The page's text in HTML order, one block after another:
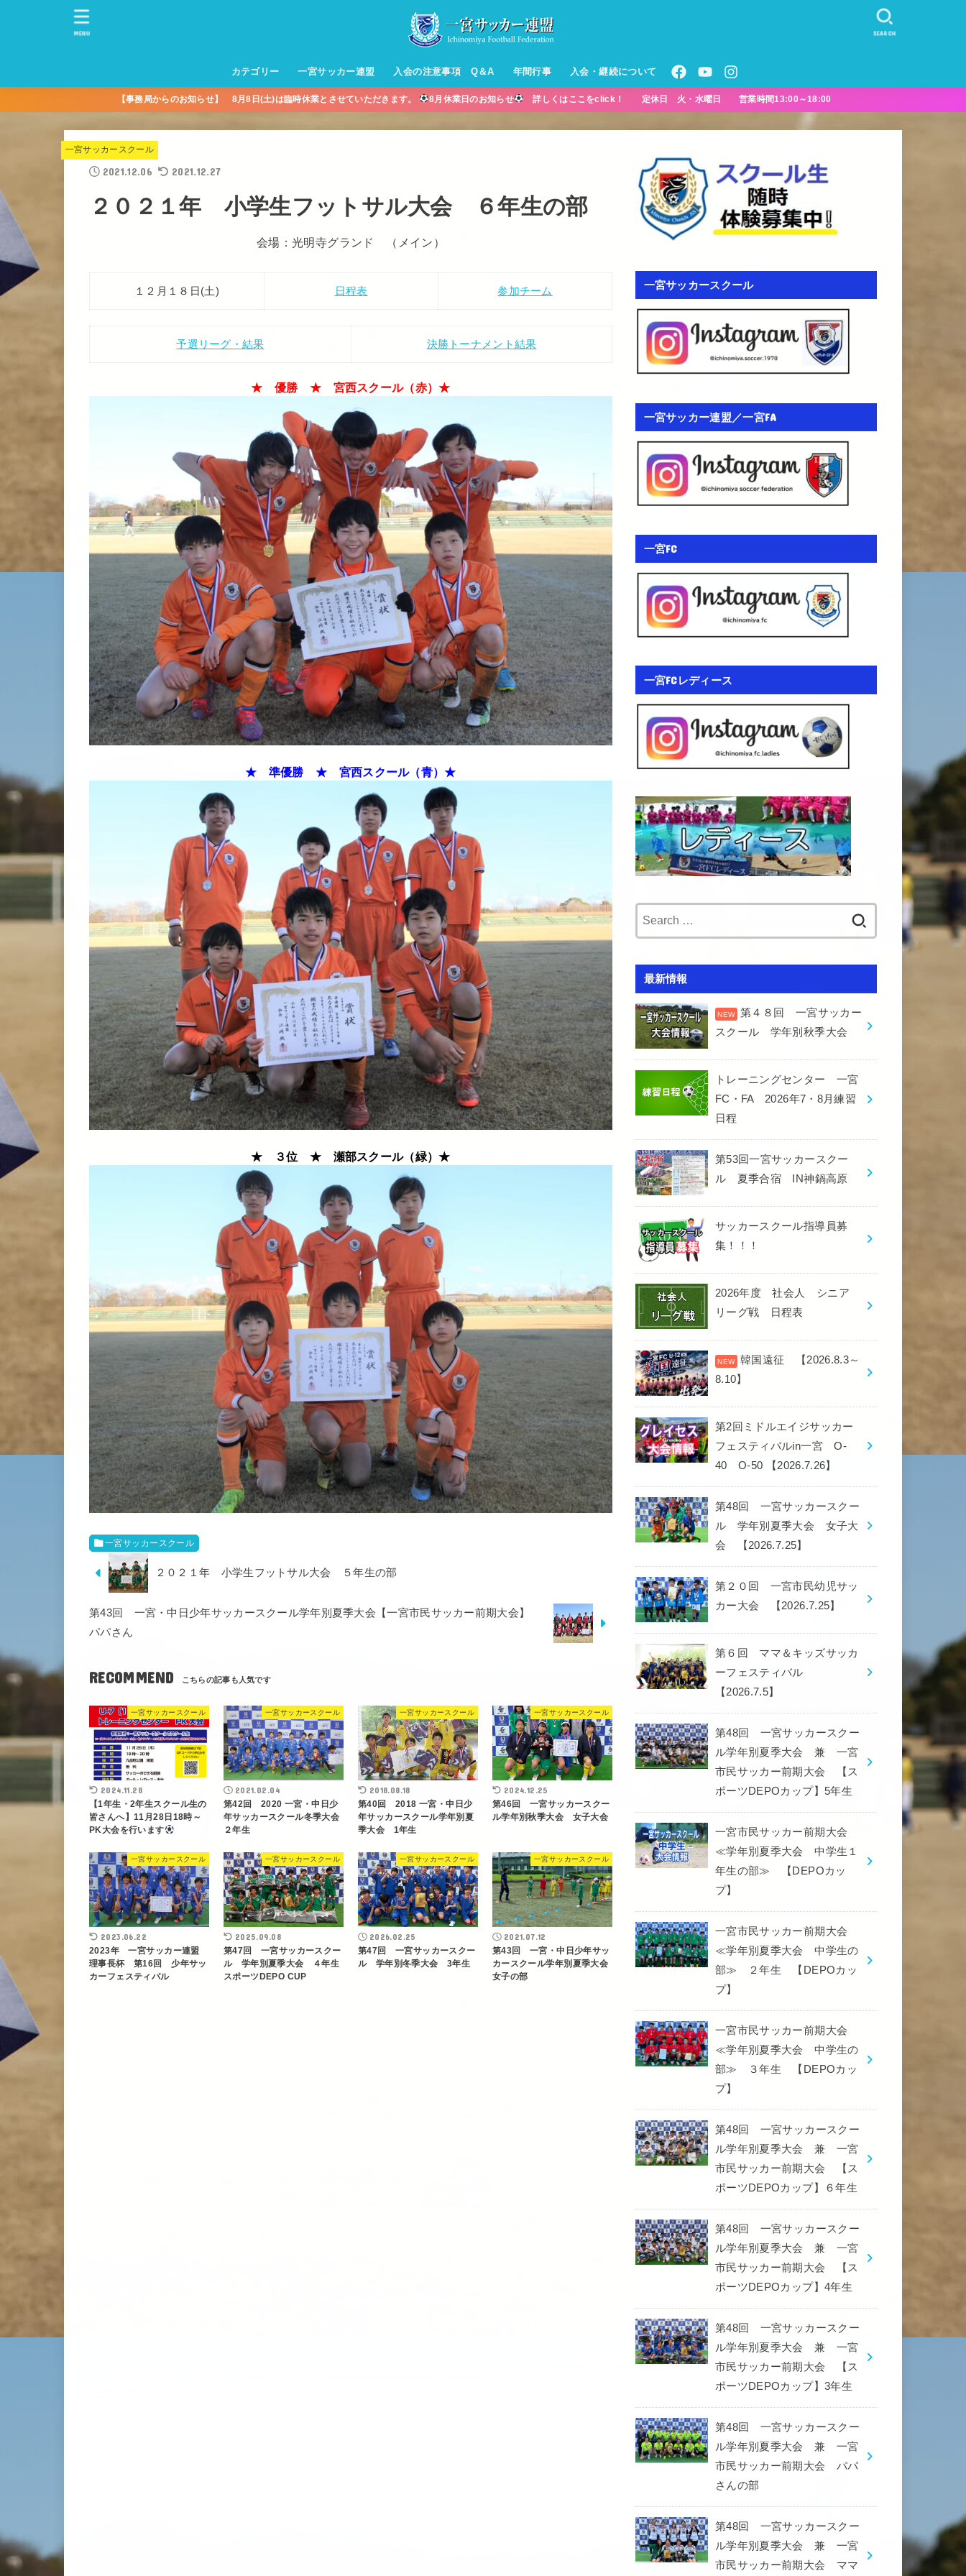
カテゴリー
一宮サッカースクール【小学生】
トレーニングセンター【小学生】
一宮FA
一宮FC
一宮ＦＣレディース
一宮サッカースクール【中学生】
中学生練習
一宮ＦＣＪＹ【中学生男子】
一宮ＦＣＪYレディース【中学生
女子】
幼児トレセン【年長・年中・年
少】
パパさんママさん
親子の部
社会人の部
コルボス 【シニア】
フットサル
コルボスリーグ
グレイセス
一宮サッカー連盟 入会の注意事項 Q＆A 年間行事 入会・継続について
SEARCH
MENU
【事務局からのお知らせ】 8月8日(土)は臨時休業とさせていただきます。 8月休業日のお知らせ 詳しくはここをclick！ 定休日 火・水曜日 営業時間13:00～18:00
一宮サッカースクール
2021.12.06 2021.12.27
２０２１年 小学生フットサル大会 ６年生の部
会場：光明寺グランド （メイン）
１２月１８日(土) 日程表 参加チーム
予選リーグ・結果 決勝トーナメント結果
★ 優勝 ★ 宮西スクール（赤）★
★ 準優勝 ★ 宮西スクール（青）★
★ ３位 ★ 瀬部スクール（緑）★
一宮サッカースクール
２０２１年 小学生フットサル大会 ５年生の部
第43回 一宮・中日少年サッカースクール学年別夏季大会【一宮市民サッカー前期大会】
パパさん
RECOMMEND
一宮サッカースクール
2024.11.28
【1年生・2年生スクール生の
皆さんへ】11月28日18時～
PK大会を行います
一宮サッカースクール
2021.02.04
第42回 2020 一宮・中日少
年サッカースクール冬季大会
２年生
一宮サッカースクール
2018.08.18
第40回 2018 一宮・中日少
年サッカースクール学年別夏
季大会 1年生
一宮サッカースクール
2024.12.25
第46回 一宮サッカースクー
ル学年別秋季大会 女子大会
一宮サッカースクール
2023.06.22
2023年 一宮サッカー連盟
理事長杯 第16回 少年サッ
カーフェスティバル
一宮サッカースクール
2025.09.08
第47回 一宮サッカースクー
ル 学年別夏季大会 ４年生
スポーツDEPO CUP
一宮サッカースクール
2026.02.25
第47回 一宮サッカースクー
ル 学年別冬季大会 3年生
一宮サッカースクール
2021.07.12
第43回 一宮・中日少年サッ
カースクール学年別夏季大会
女子の部
一宮サッカースクール
一宮サッカー連盟／一宮FA
一宮FC
一宮FCレディース
最新情報
第４８回 一宮サッカー
スクール 学年別秋季大会
トレーニングセンター 一宮
FC・FA 2026年7・8月練習
日程
第53回一宮サッカースクー
ル 夏季合宿 IN神鍋高原
サッカースクール指導員募
集！！！
2026年度 社会人 シニア
リーグ戦 日程表
韓国遠征 【2026.8.3～
8.10】
第2回ミドルエイジサッカー
フェスティバルin一宮 O-
40 O-50 【2026.7.26】
第48回 一宮サッカースクー
ル 学年別夏季大会 女子大
会 【2026.7.25】
第２０回 一宮市民幼児サッ
カー大会 【2026.7.25】
第６回 ママ＆キッズサッカ
ーフェスティバル
【2026.7.5】
第48回 一宮サッカースクー
ル学年別夏季大会 兼 一宮
市民サッカー前期大会 【ス
ポーツDEPOカップ】5年生
一宮市民サッカー前期大会
≪学年別夏季大会 中学生１
年生の部≫ 【DEPOカッ
プ】
一宮市民サッカー前期大会
≪学年別夏季大会 中学生の
部≫ ２年生 【DEPOカッ
プ】
一宮市民サッカー前期大会
≪学年別夏季大会 中学生の
部≫ ３年生 【DEPOカッ
プ】
第48回 一宮サッカースクー
ル学年別夏季大会 兼 一宮
市民サッカー前期大会 【ス
ポーツDEPOカップ】６年生
第48回 一宮サッカースクー
ル学年別夏季大会 兼 一宮
市民サッカー前期大会 【ス
ポーツDEPOカップ】4年生
第48回 一宮サッカースクー
ル学年別夏季大会 兼 一宮
市民サッカー前期大会 【ス
ポーツDEPOカップ】3年生
第48回 一宮サッカースクー
ル学年別夏季大会 兼 一宮
市民サッカー前期大会 パパ
さんの部
第48回 一宮サッカースクー
ル学年別夏季大会 兼 一宮
市民サッカー前期大会 ママ